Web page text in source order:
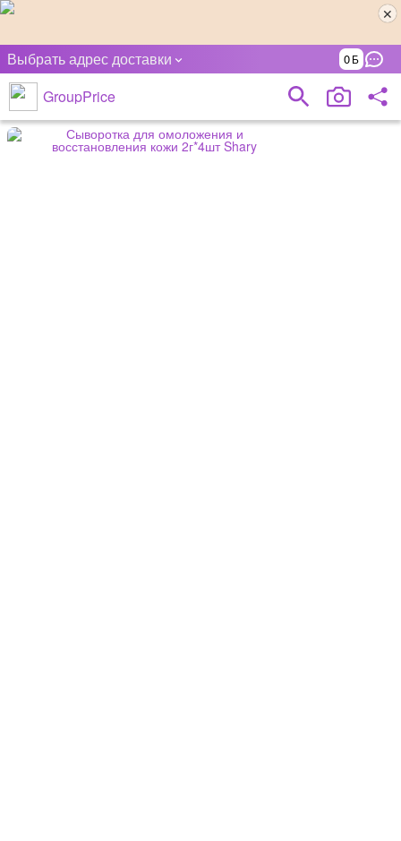
Выбрать адрес доставки 0
GroupPrice